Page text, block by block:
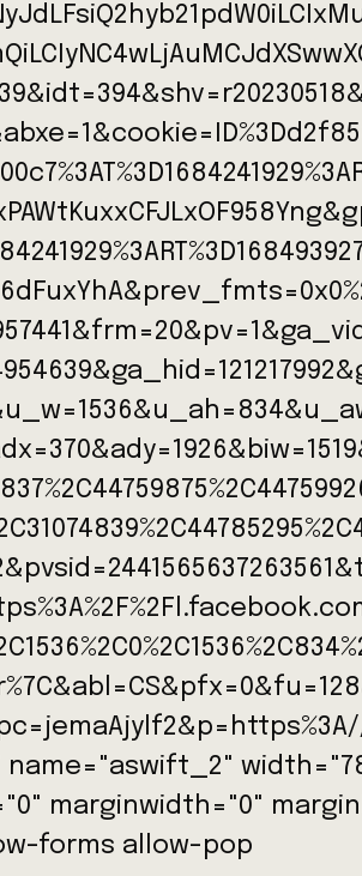
name="aswift_2"
marginwidth="0"
forms allow-pop